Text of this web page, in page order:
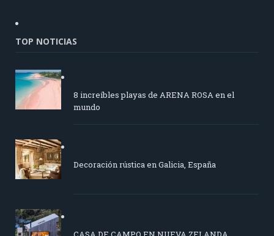
TOP NOTICIAS
8 increíbles playas de ARENA ROSA en el
mundo
Decoración rústica en Galicia, España